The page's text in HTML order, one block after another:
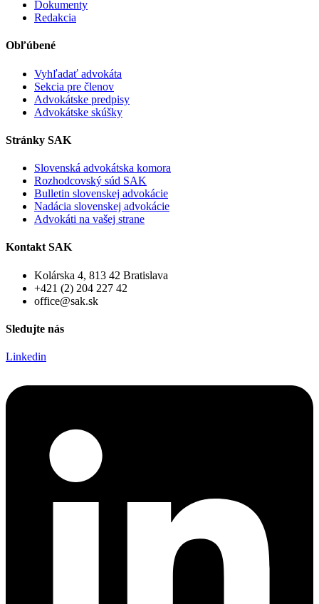
Dokumenty
Redakcia
Obľúbené
Vyhľadať advokáta
Sekcia pre členov
Advokátske predpisy
Advokátske skúšky
Stránky SAK
Slovenská advokátska komora
Rozhodcovský súd SAK
Bulletin slovenskej advokácie
Nadácia slovenskej advokácie
Advokáti na vašej strane
Kontakt SAK
Kolárska 4, 813 42 Bratislava
+421 (2) 204 227 42
office@sak.sk
Sledujte nás
Linkedin